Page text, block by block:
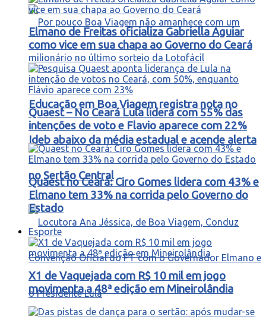
Educação em Boa Viagem registra nota no
Ideb abaixo da média estadual e acende alerta
no Sertão Central
Elmano de Freitas oficializa Gabriella Aguiar
como vice em sua chapa ao Governo do Ceará
Quaest – No Ceará Lula lidera com 55% das
intenções de voto e Flavio aparece com 22%
Quaest no Ceará: Ciro Gomes lidera com 43% e
Elmano tem 33% na corrida pelo Governo do
Estado
Esporte
X1 de Vaquejada com R$ 10 mil em jogo
movimenta a 48ª edição em Mineirolândia